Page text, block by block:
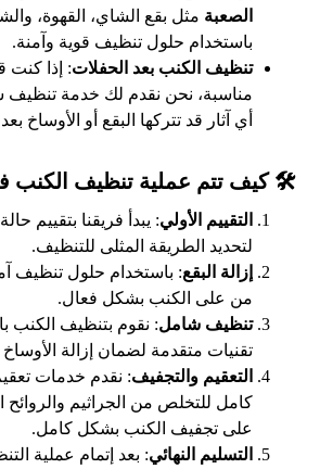
الصعبة مثل بقع الشاي، القهوة،
باستخدام حلول تنظيف قوية وآمنة.
تنظيف الكنب بعد الحفلات: إذا كنت
مناسبة، نحن نقدم لك خدمة تنظيف
أي آثار قد تتركها البقع أو الأوساخ
🛠️ كيف تتم عملية تنظيف الكنب
التقييم الأولي: يبدأ فريقنا بتقييم
لتحديد الطريقة المثلى للتنظيف.
إزالة البقع: باستخدام حلول تنظيف
من على الكنب بشكل فعال.
تنظيف شامل: نقوم بتنظيف الكنب
تقنيات متقدمة لضمان إزالة الأوساخ
التعقيم والتجفيف: نقدم خدمات
كامل للتخلص من الجراثيم والروائح
على تجفيف الكنب بشكل كامل.
التسليم النهائي: بعد إتمام عملية